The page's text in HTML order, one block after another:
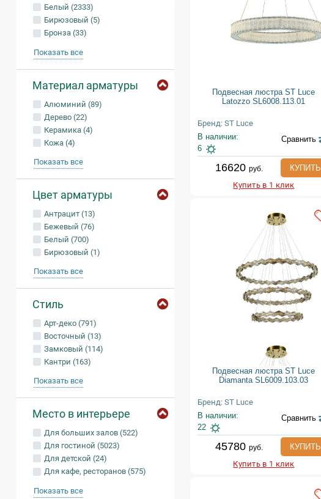
Белый (2333)
Бирюзовый (5)
Бронза (33)
Показать все
Материал арматуры
Алюминий (89)
Дерево (22)
Керамика (4)
Кожа (4)
Показать все
Цвет арматуры
Антрацит (13)
Бежевый (76)
Белый (700)
Бирюзовый (1)
Показать все
Стиль
Арт-деко (791)
Восточный (13)
Замковый (114)
Кантри (163)
Показать все
Место в интерьере
Для больших залов (522)
Для гостиной (5023)
Для детской (24)
Для кафе, ресторанов (575)
Показать все
Подвесная люстра ST Luce
Latozzo SL6008.113.01
Бренд: ST Luce
В наличии:
6
Сравнить
16620 руб.
КУПИТЬ
Купить в 1 клик
Подвесная люстра ST Luce
Diamanta SL6009.103.03
Бренд: ST Luce
В наличии:
22
Сравнить
45780 руб.
КУПИТЬ
Купить в 1 клик